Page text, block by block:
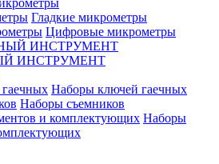
Гладкие микрометры
Цифровые микрометры
ИНСТРУМЕНТ
Наборы ключей гаечных
Наборы съемников
Наборы